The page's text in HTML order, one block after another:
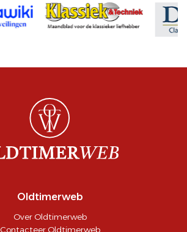
Oldtimerweb
Over Oldtimerweb
Contacteer Oldtimerweb